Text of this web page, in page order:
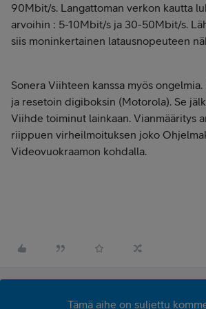
90Mbit/s. Langattoman verkon kautta
arvoihin : 5-10Mbit/s ja 30-50Mbit/s.
siis moninkertainen latausnopeuteen
Sonera Viihteen kanssa myös
ja resetoin digiboksin (Motorola). Se
Viihde toiminut lainkaan. Vianmääritys
riippuen virheilmoituksen joko
Videovuokraamon kohdalla.
Tämä aihe on suljettu